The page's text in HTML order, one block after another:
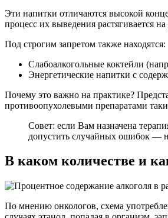
Эти напитки отличаются высокой
процесс их выведения растягивается
Под строгим запретом также находятся:
Слабоалкогольные коктейли
Энергетические напитки с
Почему это важно на практике?
противоопухолевыми препаратами
Совет: если Вам назначена
допустить случайных ошибок —
В каком количестве и
По мнению онкологов, схема